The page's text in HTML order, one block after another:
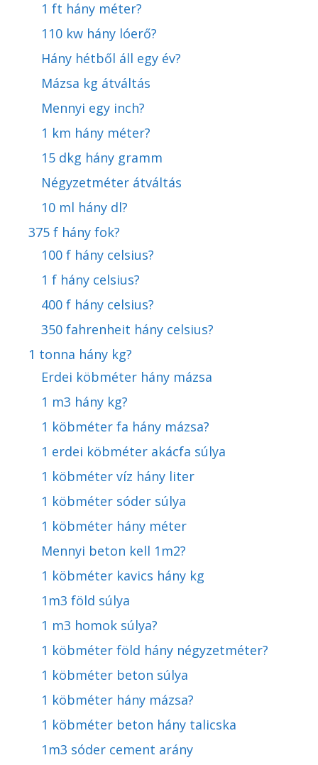
1 ft hány méter?
110 kw hány lóerő?
Hány hétből áll egy év?
Mázsa kg átváltás
Mennyi egy inch?
1 km hány méter?
15 dkg hány gramm
Négyzetméter átváltás
10 ml hány dl?
375 f hány fok?
100 f hány celsius?
1 f hány celsius?
400 f hány celsius?
350 fahrenheit hány celsius?
1 tonna hány kg?
Erdei köbméter hány mázsa
1 m3 hány kg?
1 köbméter fa hány mázsa?
1 erdei köbméter akácfa súlya
1 köbméter víz hány liter
1 köbméter sóder súlya
1 köbméter hány méter
Mennyi beton kell 1m2?
1 köbméter kavics hány kg
1m3 föld súlya
1 m3 homok súlya?
1 köbméter föld hány négyzetméter?
1 köbméter beton súlya
1 köbméter hány mázsa?
1 köbméter beton hány talicska
1m3 sóder cement arány